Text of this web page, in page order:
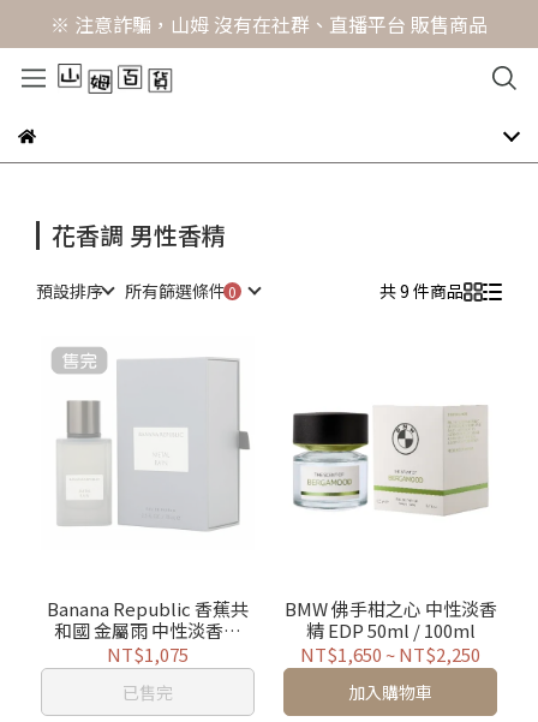
※ 注意詐騙，山姆 沒有在社群、直播平台 販售商品
花香調 男性香精
預設排序 所有篩選條件 共 9 件商品
Banana Republic 香蕉共
和國 金屬雨 中性淡香精
75ml
NT$1,075
已售完
BMW 佛手柑之心 中性淡香
精 EDP 50ml / 100ml
NT$1,650 ~NT$2,250
加入購物車